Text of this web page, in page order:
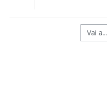
Vai a...